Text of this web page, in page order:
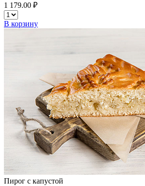
1 179.00 ₽
В корзину
Пирог с капустой